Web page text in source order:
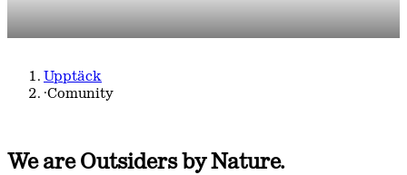
Upptäck
·Comunity
We are Outsiders by Nature.